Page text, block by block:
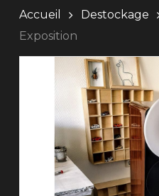
Accueil Destockage
Exposition